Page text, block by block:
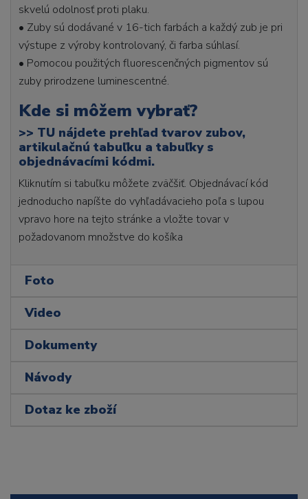
skvelú odolnosť proti plaku.
• Zuby sú dodávané v 16-tich farbách a každý zub je pri
výstupe z výroby kontrolovaný, či farba súhlasí.
• Pomocou použitých fluorescenčných pigmentov sú
zuby prirodzene luminescentné.
Kde si môžem vybrať?
>> TU nájdete prehľad tvarov zubov,
artikulačnú tabuľku a tabuľky s
objednávacími kódmi.
Kliknutím si tabuľku môžete zväčšiť. Objednávací kód
jednoducho napíšte do vyhľadávacieho poľa s lupou
vpravo hore na tejto stránke a vložte tovar v
požadovanom množstve do košíka
Foto
Video
Dokumenty
Návody
Dotaz ke zboží